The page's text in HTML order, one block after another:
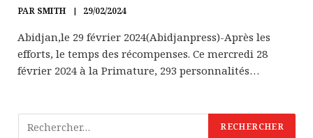
PAR SMITH 29/02/2024
Abidjan,le 29 février 2024(Abidjanpress)-Après les
efforts, le temps des récompenses. Ce mercredi 28
février 2024 à la Primature, 293 personnalités…